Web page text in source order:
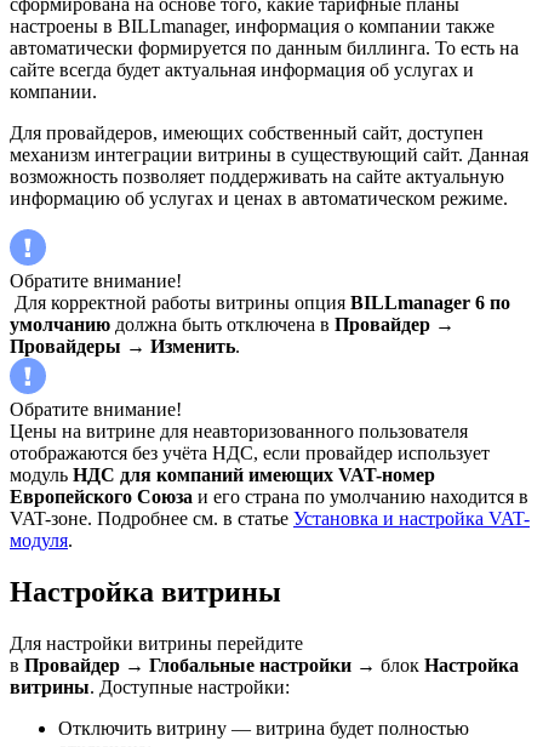
сформирована на основе того, какие тарифные планы
настроены в BILLmanager, информация о компании также
автоматически формируется по данным биллинга. То есть на
сайте всегда будет актуальная информация об услугах и
компании.
Для провайдеров, имеющих собственный сайт, доступен
механизм интеграции витрины в существующий сайт. Данная
возможность позволяет поддерживать на сайте актуальную
информацию об услугах и ценах в автоматическом режиме.
Обратите внимание!
Для корректной работы витрины опция BILLmanager 6 по
умолчанию должна быть отключена в Провайдер →
Провайдеры → Изменить.
Обратите внимание!
Цены на витрине для неавторизованного пользователя
отображаются без учёта НДС, если провайдер использует
модуль НДС для компаний имеющих VAT-номер
Европейского Союза и его страна по умолчанию находится в
VAT-зоне. Подробнее см. в статье Установка и настройка VAT-
модуля.
Настройка витрины
Для настройки витрины перейдите
в Провайдер → Глобальные настройки → блок Настройка
витрины. Доступные настройки:
Отключить витрину — витрина будет полностью